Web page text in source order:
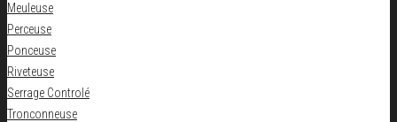
Meuleuse
Perceuse
Ponceuse
Riveteuse
Serrage Controlé
Tronconneuse